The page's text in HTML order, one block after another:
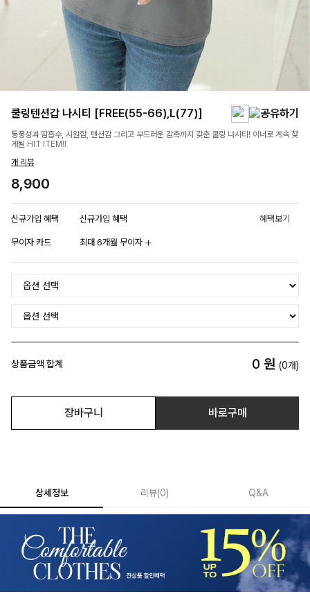
쿨링텐션갑 나시티 [FREE(55-66),L(77)]
통풍성과 땀흡수, 시원함, 텐션감 그리고 부드러운 감촉까지 갖춘 쿨링 나시티! 이너로 계속 찾
게될 HIT ITEM!!
개 리뷰
8,900
신규가입 혜택 신규가입 혜택 혜택보기
무이자 카드 최대 6개월 무이자
상품금액 합계 0 원 (0개)
장바구니 바로구매
상세정보 리뷰(0) Q&A